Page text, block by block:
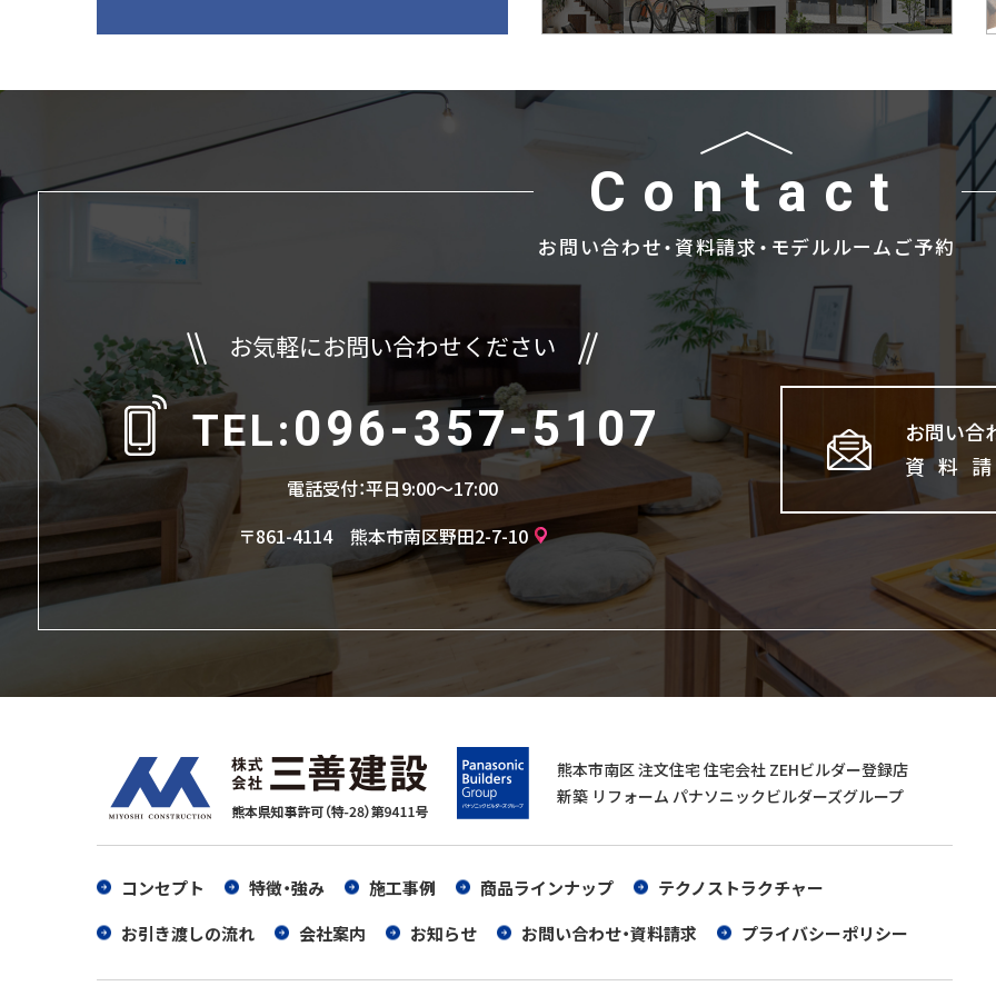
Contact
お問い合わせ・資料請求・モデルルームご予約
お気軽にお問い合わせください
TEL:096-357-5107
電話受付：平日9:00〜17:00
〒861-4114 熊本市南区野田2-7-10
お問い合
資 料 請
熊本市南区 注文住宅 住宅会社 ZEHビルダー登録店
新築 リフォーム パナソニックビルダーズグループ
コンセプト 特徴・強み 施工事例 商品ラインナップ
テクノストラクチャー
お引き渡しの流れ
会社案内 お知らせ お問い合わせ・資料請求 プライバシーポリシー